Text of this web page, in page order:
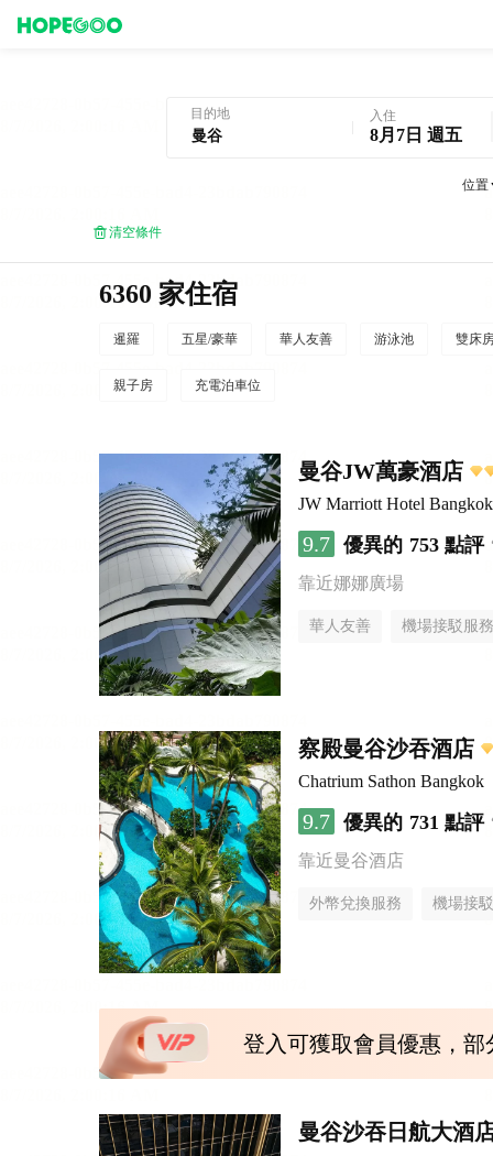
目的地 入住
8月7日 週五
位置
清空條件
6360 家住宿
暹羅 五星/豪華 華人友善 游泳池 雙床
親子房 充電泊車位
曼谷JW萬豪酒店
JW Marriott Hotel Bangkok
9.7 優異的 753 點評
靠近娜娜廣場
華人友善 機場接駁服務
察殿曼谷沙吞酒店
Chatrium Sathon Bangkok
9.7 優異的 731 點評
靠近曼谷酒店
外幣兌換服務 機場接
登入可獲取會員優惠，
曼谷沙吞日航大酒